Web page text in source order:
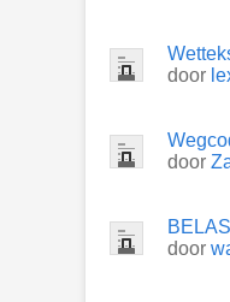
door
door
door